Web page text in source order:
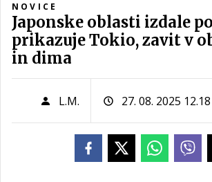
NOVICE
Japonske oblasti izdale
prikazuje Tokio, zavit v
in dima
L.M. 27. 08. 2025 12.18